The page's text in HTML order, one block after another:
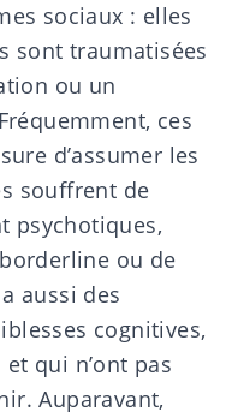
sociaux : elles
sont traumatisées
ou un
ces
d’assumer les
souffrent de
psychotiques,
ou de
aussi des
cognitives,
qui n’ont pas
Auparavant,